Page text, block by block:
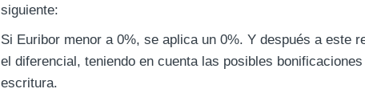
siguiente:
Si Euribor menor a 0%, se aplica un 0%. Y después a este
el diferencial, teniendo en cuenta las posibles
escritura.